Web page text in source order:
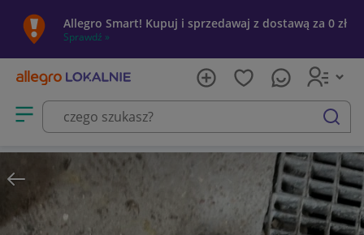
Allegro Smart! Kupuj i sprzedawaj z dostawą za 0 zł
Sprawdź »
Otwórz menu z kategoriami
szukaj